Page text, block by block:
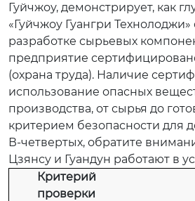
Гуйчжоу, демонстрирует, как
«Гуйчжоу Гуангри
разработке сырьевых
предприятие
(охрана труда). Наличие
использование опасных
производства, от сырья до
критерием безопасности для
В-четвертых, обратите
Цзянсу и Гуандун работают в
Критерий
проверки